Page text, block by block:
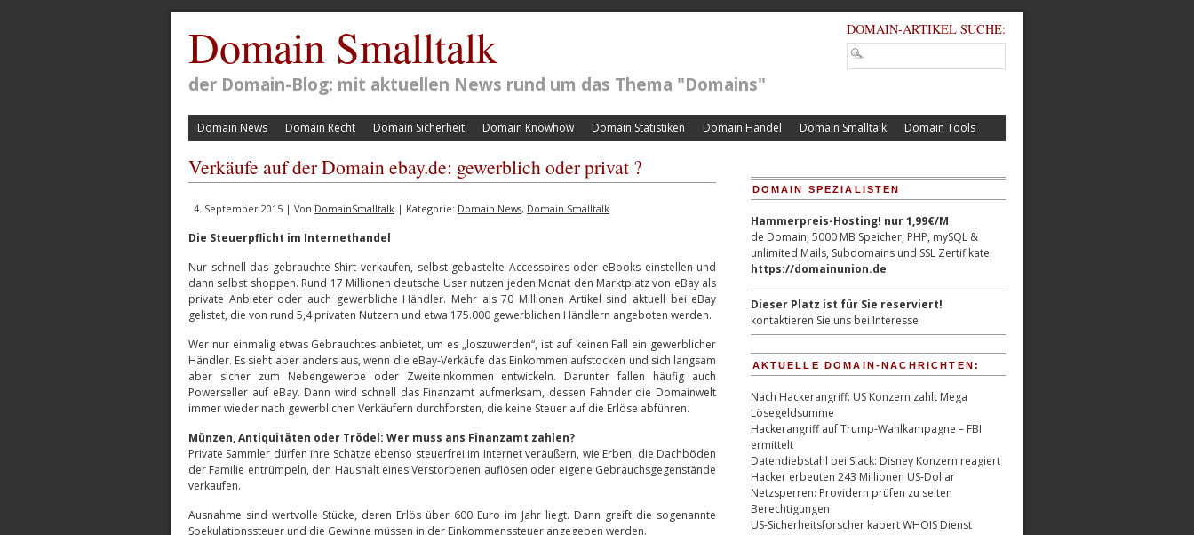
Domain Smalltalk
der Domain-Blog: mit aktuellen News rund um das Thema "Domains"
DOMAIN-ARTIKEL SUCHE:
Domain News Domain Recht Domain Sicherheit Domain Knowhow Domain Statistiken Domain Handel Domain Smalltalk Domain Tools
Verkäufe auf der Domain ebay.de: gewerblich oder privat ?
4. September 2015 | Von DomainSmalltalk | Kategorie: Domain News, Domain Smalltalk
Die Steuerpflicht im Internethandel
Nur schnell das gebrauchte Shirt verkaufen, selbst gebastelte Accessoires oder eBooks einstellen und
dann selbst shoppen. Rund 17 Millionen deutsche User nutzen jeden Monat den Marktplatz von eBay als
private Anbieter oder auch gewerbliche Händler. Mehr als 70 Millionen Artikel sind aktuell bei eBay
gelistet, die von rund 5,4 privaten Nutzern und etwa 175.000 gewerblichen Händlern angeboten werden.
Wer nur einmalig etwas Gebrauchtes anbietet, um es „loszuwerden“, ist auf keinen Fall ein gewerblicher
Händler. Es sieht aber anders aus, wenn die eBay-Verkäufe das Einkommen aufstocken und sich langsam
aber sicher zum Nebengewerbe oder Zweiteinkommen entwickeln. Darunter fallen häufig auch
Powerseller auf eBay. Dann wird schnell das Finanzamt aufmerksam, dessen Fahnder die Domainwelt
immer wieder nach gewerblichen Verkäufern durchforsten, die keine Steuer auf die Erlöse abführen.
Münzen, Antiquitäten oder Trödel: Wer muss ans Finanzamt zahlen?
Private Sammler dürfen ihre Schätze ebenso steuerfrei im Internet veräußern, wie Erben, die Dachböden
der Familie entrümpeln, den Haushalt eines Verstorbenen auflösen oder eigene Gebrauchsgegenstände
verkaufen.
Ausnahme sind wertvolle Stücke, deren Erlös über 600 Euro im Jahr liegt. Dann greift die sogenannte
Spekulationssteuer und die Gewinne müssen in der Einkommenssteuer angegeben werden.
DOMAIN SPEZIALISTEN
Hammerpreis-Hosting! nur 1,99€/M
de Domain, 5000 MB Speicher, PHP, mySQL &
unlimited Mails, Subdomains und SSL Zertifikate.
https://domainunion.de
Dieser Platz ist für Sie reserviert!
kontaktieren Sie uns bei Interesse
AKTUELLE DOMAIN-NACHRICHTEN:
Nach Hackerangriff: US Konzern zahlt Mega
Lösegeldsumme
Hackerangriff auf Trump-Wahlkampagne – FBI
ermittelt
Datendiebstahl bei Slack: Disney Konzern reagiert
Hacker erbeuten 243 Millionen US-Dollar
Netzsperren: Providern prüfen zu selten
Berechtigungen
US-Sicherheitsforscher kapert WHOIS Dienst